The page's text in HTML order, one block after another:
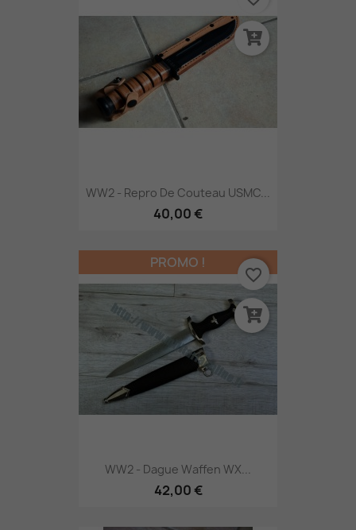
WW2 - Repro De Couteau USMC...
40,00 €
WW2 - Dague Waffen WX...
42,00 €
PROMO !
favorite_border